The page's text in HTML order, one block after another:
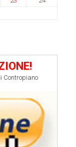
Contropiano